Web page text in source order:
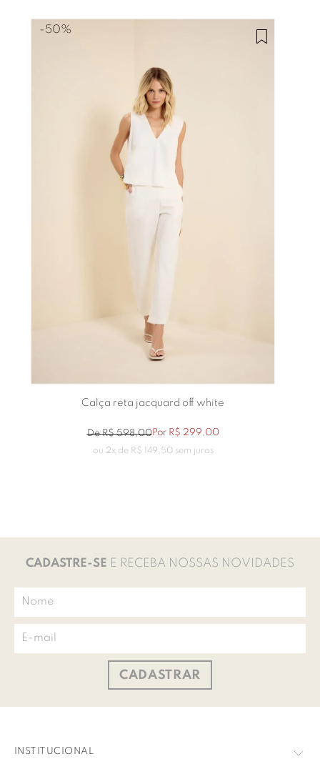
-50%
Calça reta jacquard off white
DeR$ 598,00Por R$ 299,00
ou 2x de R$ 149 50sem juros
CADASTRE-SE E RECEBA NOSSAS NOVIDADES
CADASTRAR
INSTITUCIONAL